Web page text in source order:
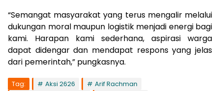
“Semangat masyarakat yang terus mengalir melalui
dukungan moral maupun logistik menjadi energi bagi
kami. Harapan kami sederhana, aspirasi warga
dapat didengar dan mendapat respons yang jelas
dari pemerintah,” pungkasnya.
Tag: Aksi 2626
Arif Rachman